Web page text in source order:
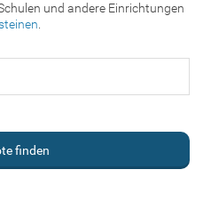
und andere Einrichtungen